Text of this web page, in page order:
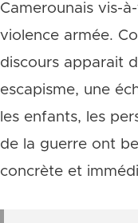
Camerounais vis-
violence armée.
discours apparait
escapisme, une
les enfants, les
de la guerre ont
concrète et